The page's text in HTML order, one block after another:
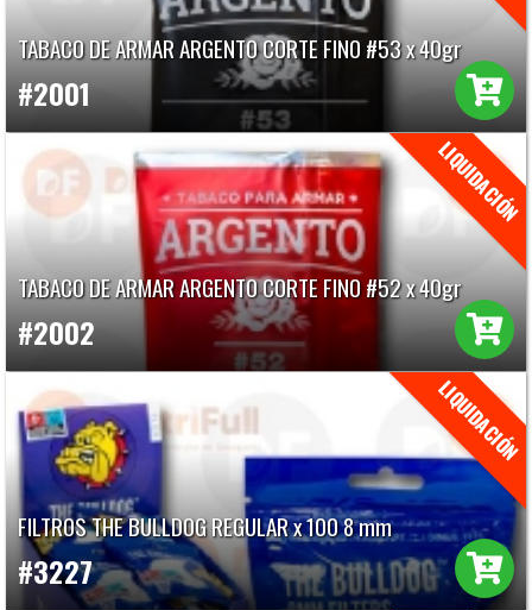
TABACO DE ARMAR ARGENTO CORTE FINO #53 x 40gr
#2001
TABACO DE ARMAR ARGENTO CORTE FINO #52 x 40gr
#2002
FILTROS THE BULLDOG REGULAR x 100 8 mm
#3227